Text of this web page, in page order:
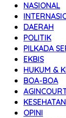
NASIONAL
DAERAH
POLITIK
PILKADA
EKBIS
HUKUM &
BOA-BOA
KESEHATAN
OPINI